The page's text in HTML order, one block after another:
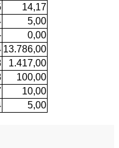
14,17
5,00
0,00
13.786,00
1.417,00
100,00
10,00
5,00